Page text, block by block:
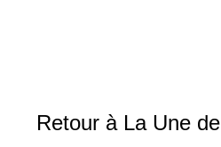
Retour à La Une de